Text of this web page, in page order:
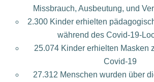
Missbrauch, Ausbeutung, und
2.300 Kinder erhielten
während des Covid-19-
25.074 Kinder erhielten Masken
Covid-19
27.312 Menschen wurden über